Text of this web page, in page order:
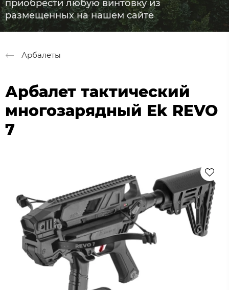
приобрести любую винтовку из
размещенных на нашем сайте
Арбалеты
Арбалет тактический
многозарядный Ek REVO
7